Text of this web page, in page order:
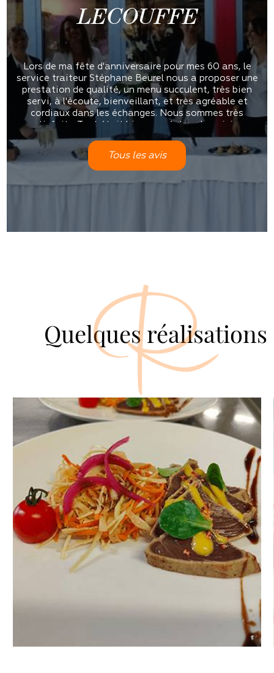
LECOUFFE
Lors de ma fête d'anniversaire pour mes 60 ans, le
service traiteur Stéphane Beurel nous a proposer une
prestation de qualité, un menu succulent, très bien
servi, à l'écoute, bienveillant, et très agréable et
cordiaux dans les échanges. Nous sommes très
satisfaits. Tout était bien rangé dans la cuisine,
propre. Un travail de qualité
Tous les avis
Quelques réalisations
R